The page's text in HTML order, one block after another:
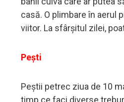
casă. O plimbare în aerul
viitor. La sfârșitul zilei,
Pești
Peştii petrec ziua de 10
timp ce faci diverse